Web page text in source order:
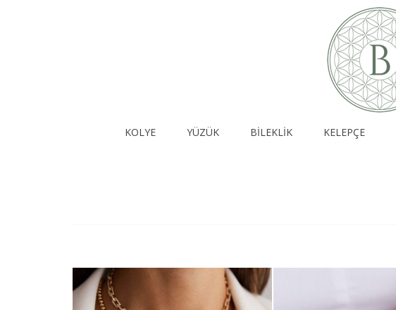
KOLYE YÜZÜK BİLEKLİK KELEPÇE